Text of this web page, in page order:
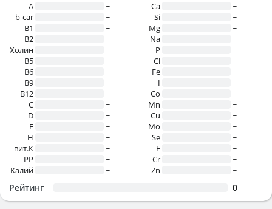
A
~
b-car
~
В1
~
B2
~
Холин
~
B5
~
B6
~
B9
~
B12
~
C
~
D
~
E
~
H
~
вит.К
~
PP
~
Калий
~
Ca
~
Si
~
Mg
~
Na
~
P
~
Cl
~
Fe
~
I
~
Co
~
Mn
~
Cu
~
Mo
~
Se
~
F
~
Cr
~
Zn
~
Рейтинг 0